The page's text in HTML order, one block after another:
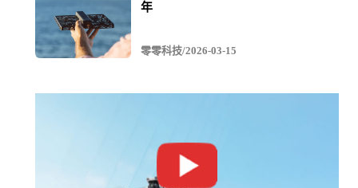
年
零零科技/2026-03-15